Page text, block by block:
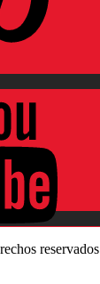
reservados